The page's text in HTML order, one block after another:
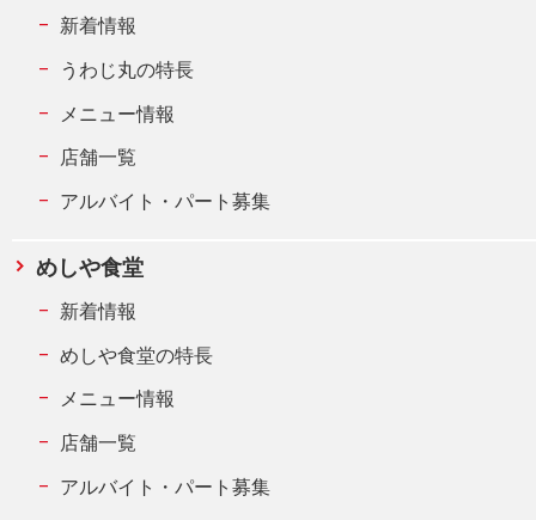
新着情報
うわじ丸の特長
メニュー情報
店舗一覧
アルバイト・パート募集
めしや食堂
新着情報
めしや食堂の特長
メニュー情報
店舗一覧
アルバイト・パート募集